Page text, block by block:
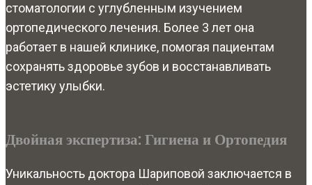
стоматологии с углубленным изучением
ортопедического лечения. Более 3 лет она
работает в нашей клинике, помогая пациентам
сохранять здоровье зубов и восстанавливать
эстетику улыбки.
Двойная экспертиза: Гигиена и Ортопедия
Уникальность доктора Шариповой заключается в